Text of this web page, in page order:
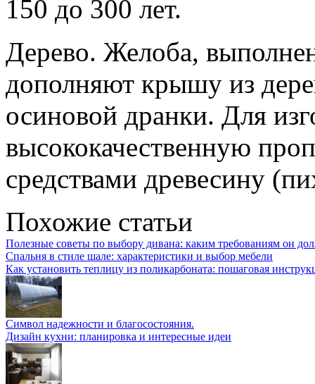
150 до 300 лет.
Дерево. Желоба,
дополняют крышу из
осиновой дранки. Для
высококачественную
средствами древесину
Похожие статьи
Полезные советы по выбору дивана: каким требованиям он
Спальня в стиле шале: характеристики и выбор мебели
Как установить теплицу из поликарбоната: пошаговая
Символ надежности и благосостояния.
Дизайн кухни: планировка и интересные идеи